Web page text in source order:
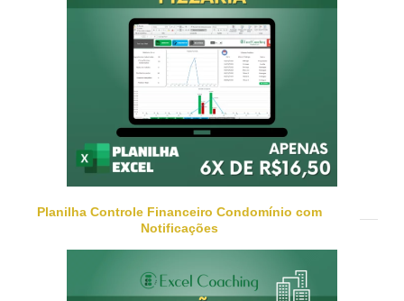
Planilha Controle Financeiro Condomínio com
Notificações